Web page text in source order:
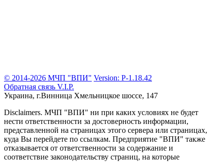
© 2014-2026 МЧП "ВПИ" Version: P-1.18.42
Обратная связь V.I.P.
Украина, г.Винница Хмельницкое шоссе, 147
Disclaimers. МЧП "ВПИ" ни при каких условиях не будет
нести ответственности за достоверность информации,
представленной на страницах этого сервера или страницах,
куда Вы перейдете по ссылкам. Предприятие "ВПИ" также
отказывается от ответственности за содержание и
соответствие законодательству страниц, на которые